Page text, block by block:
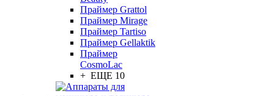
Праймер Grattol
Праймер Mirage
Праймер Tartiso
Праймер Gellaktik
Праймер
CosmoLac
+ ЕЩЕ 10